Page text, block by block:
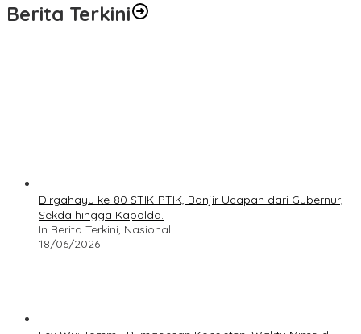
Berita Terkini
Dirgahayu ke-80 STIK-PTIK, Banjir Ucapan dari Gubernur,
Sekda hingga Kapolda.
In Berita Terkini, Nasional
18/06/2026